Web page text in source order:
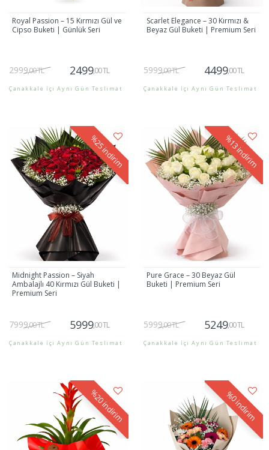
Royal Passion – 15 Kırmızı Gül ve
Cipso Buketi | Günlük Seri
2999,00 TL 2499,00 TL
Çanakkale İçi Aynı Gün Teslimat
Scarlet Elegance – 30 Kırmızı &
Beyaz Gül Buketi | Premium Seri
5999,00 TL 4499,00 TL
Çanakkale İçi Aynı Gün Teslimat
%25
indirim
Midnight Passion – Siyah
Ambalajlı 40 Kırmızı Gül Buketi |
Premium Seri
7999,00 TL 5999,00 TL
Çanakkale İçi Aynı Gün Teslimat
%13
indirim
Pure Grace – 30 Beyaz Gül
Buketi | Premium Seri
5999,00 TL 5249,00 TL
Çanakkale İçi Aynı Gün Teslimat
%20
indirim
%0
indirim